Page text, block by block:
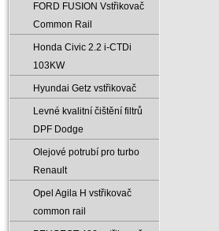
FORD FUSION Vstřikovač
Common Rail
Honda Civic 2.2 i-CTDi
103KW
Hyundai Getz vstřikovač
Levné kvalitní čištění filtrů
DPF Dodge
Olejové potrubí pro turbo
Renault
Opel Agila H vstřikovač
common rail